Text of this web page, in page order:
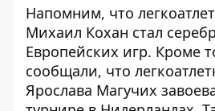
Напомним, что
Михаил Кохан стал
Европейских игр. Кроме
сообщали, что
Ярослава Магучих